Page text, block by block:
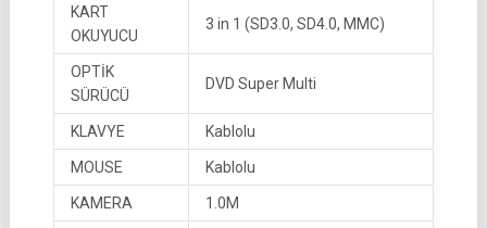
KART
OKUYUCU
3 in 1 (SD3.0, SD4.0, MMC)
OPTİK
SÜRÜCÜ
DVD Super Multi
KLAVYE Kablolu
MOUSE Kablolu
KAMERA 1.0M